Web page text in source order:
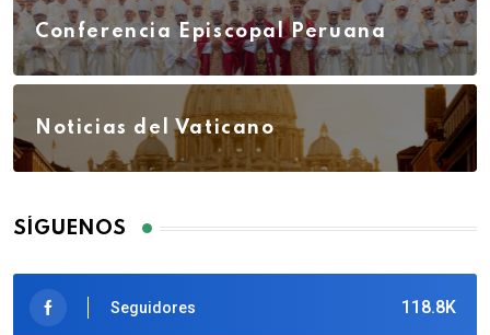
Conferencia Episcopal Peruana
Noticias del Vaticano
SÍGUENOS
118.8K
Seguidores